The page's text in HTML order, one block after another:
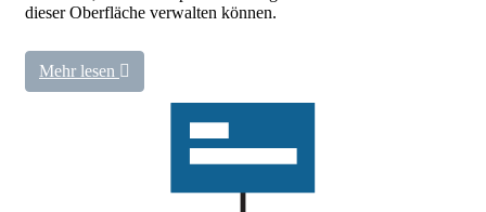
dieser Oberfläche verwalten können.
Mehr lesen